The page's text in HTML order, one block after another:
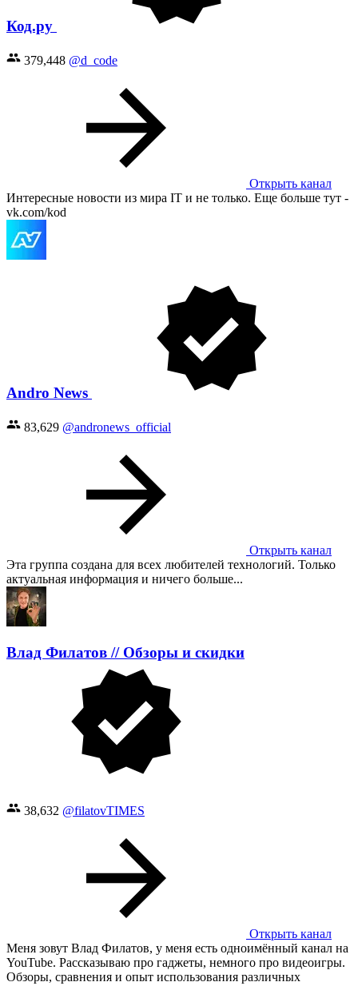
Код.ру
379,448 @d_code
Открыть канал
Интересные новости из мира IT и не только. Еще больше тут -
vk.com/kod
Andro News
83,629 @andronews_official
Открыть канал
Эта группа создана для всех любителей технологий. Только
актуальная информация и ничего больше...
Влад Филатов // Обзоры и скидки
38,632 @filatovTIMES
Открыть канал
Меня зовут Влад Филатов, у меня есть одноимённый канал на
YouTube. Рассказываю про гаджеты, немного про видеоигры.
Обзоры, сравнения и опыт использования различных